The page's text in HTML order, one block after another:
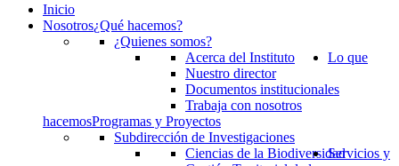
Inicio
Nosotros¿Qué hacemos?
¿Quienes somos?
Acerca del Instituto
Nuestro director
Documentos institucionales
Trabaja con nosotros
Lo que
hacemosProgramas y Proyectos
Subdirección de Investigaciones
Ciencias de la BiodiversidadServicios y